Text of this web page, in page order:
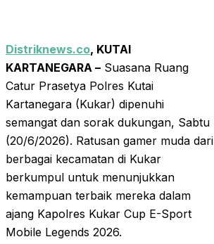
Distriknews.co, KUTAI
KARTANEGARA – Suasana Ruang
Catur Prasetya Polres Kutai
Kartanegara (Kukar) dipenuhi
semangat dan sorak dukungan, Sabtu
(20/6/2026). Ratusan gamer muda dari
berbagai kecamatan di Kukar
berkumpul untuk menunjukkan
kemampuan terbaik mereka dalam
ajang Kapolres Kukar Cup E-Sport
Mobile Legends 2026.